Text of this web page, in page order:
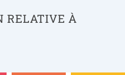
RELATIVE À